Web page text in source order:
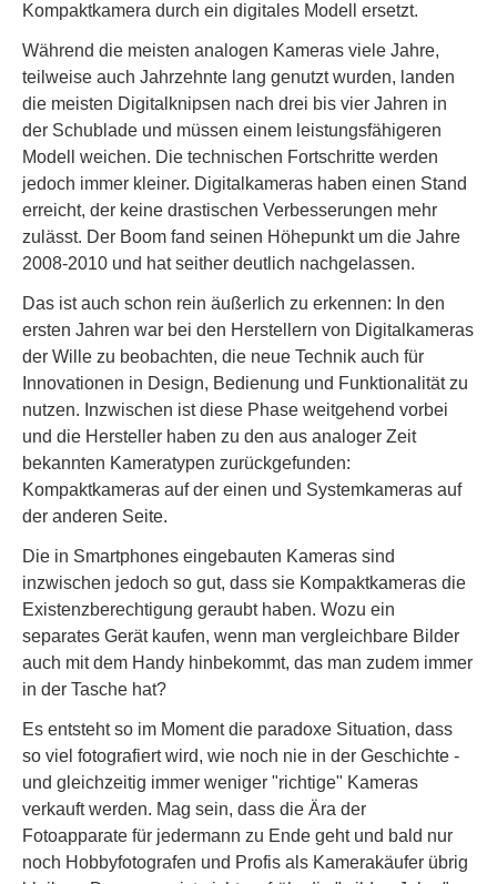
Kompaktkamera durch ein digitales Modell ersetzt.
Während die meisten analogen Kameras viele Jahre,
teilweise auch Jahrzehnte lang genutzt wurden, landen
die meisten Digitalknipsen nach drei bis vier Jahren in
der Schublade und müssen einem leistungsfähigeren
Modell weichen. Die technischen Fortschritte werden
jedoch immer kleiner. Digitalkameras haben einen Stand
erreicht, der keine drastischen Verbesserungen mehr
zulässt. Der Boom fand seinen Höhepunkt um die Jahre
2008-2010 und hat seither deutlich nachgelassen.
Das ist auch schon rein äußerlich zu erkennen: In den
ersten Jahren war bei den Herstellern von Digitalkameras
der Wille zu beobachten, die neue Technik auch für
Innovationen in Design, Bedienung und Funktionalität zu
nutzen. Inzwischen ist diese Phase weitgehend vorbei
und die Hersteller haben zu den aus analoger Zeit
bekannten Kameratypen zurückgefunden:
Kompaktkameras auf der einen und Systemkameras auf
der anderen Seite.
Die in Smartphones eingebauten Kameras sind
inzwischen jedoch so gut, dass sie Kompaktkameras die
Existenzberechtigung geraubt haben. Wozu ein
separates Gerät kaufen, wenn man vergleichbare Bilder
auch mit dem Handy hinbekommt, das man zudem immer
in der Tasche hat?
Es entsteht so im Moment die paradoxe Situation, dass
so viel fotografiert wird, wie noch nie in der Geschichte -
und gleichzeitig immer weniger "richtige" Kameras
verkauft werden. Mag sein, dass die Ära der
Fotoapparate für jedermann zu Ende geht und bald nur
noch Hobbyfotografen und Profis als Kamerakäufer übrig